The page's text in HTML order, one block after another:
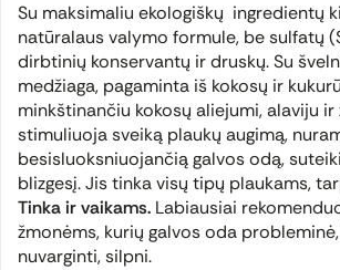
Su maksimaliu ekologiškų ingredientų
natūralaus valymo formule, be sulfatų
dirbtinių konservantų ir druskų. Su
medžiaga, pagaminta iš kokosų ir
minkštinančiu kokosų aliejumi, alaviju
stimuliuoja sveiką plaukų augimą,
besisluoksniuojančią galvos odą,
blizgesį. Jis tinka visų tipų plaukams,
Tinka ir vaikams. Labiausiai
žmonėms, kurių galvos oda
nuvarginti, silpni.